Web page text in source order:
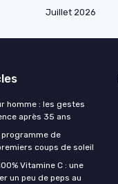
Juillet 2026
homme : les gestes
après 35 ans
programme de
coups de soleil
Vitamine C : une
un peu de peps au